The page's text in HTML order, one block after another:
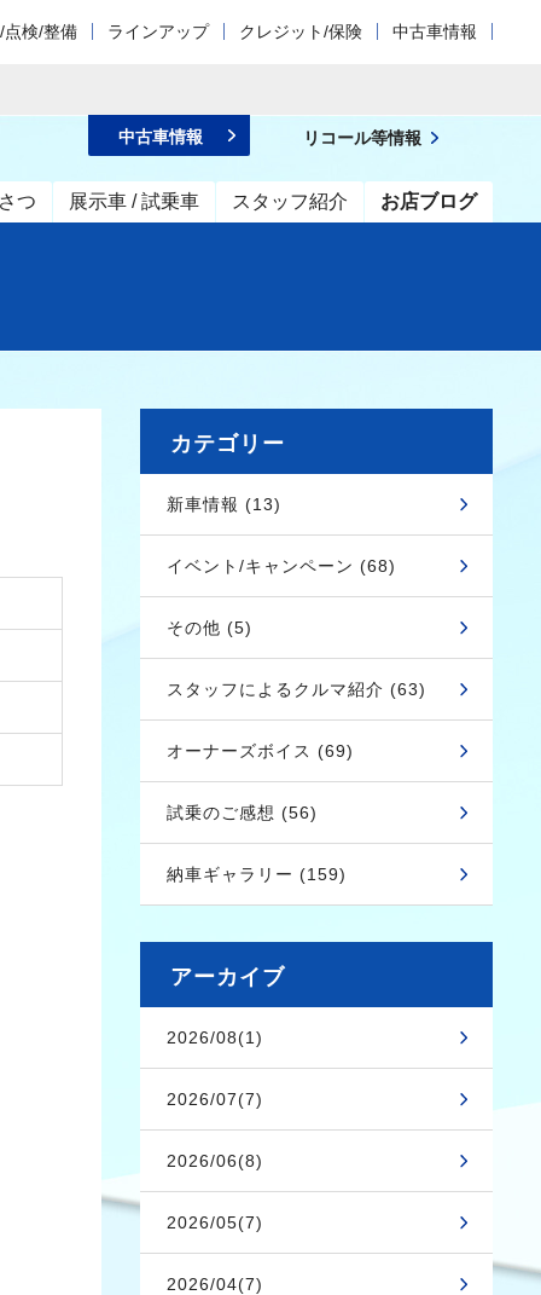
点検/整備 ラインアップ クレジット/保険 中古車情報
つ 展示車 / 試乗車 スタッフ紹介 お店ブログ
中古車情報 リコール等情報
カテゴリー
新車情報 (13)
イベント/キャンペーン (68)
その他 (5)
スタッフによるクルマ紹介 (63)
オーナーズボイス (69)
試乗のご感想 (56)
納車ギャラリー (159)
アーカイブ
2026/08(1)
2026/07(7)
2026/06(8)
2026/05(7)
2026/04(7)